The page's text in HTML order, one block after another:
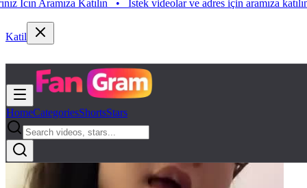
Katılın•Istek videolar ve adres için aramıza katılın. Istek
Katil
HomeCategoriesShortsStars